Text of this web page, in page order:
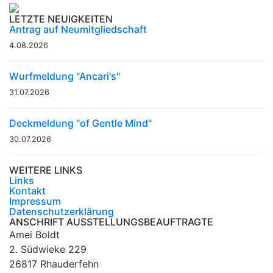
LETZTE NEUIGKEITEN
Antrag auf Neumitgliedschaft
4.08.2026
Wurfmeldung "Ancari's"
31.07.2026
Deckmeldung "of Gentle Mind"
30.07.2026
WEITERE LINKS
Links
Kontakt
Impressum
Datenschutzerklärung
ANSCHRIFT AUSSTELLUNGSBEAUFTRAGTE
Amei Boldt
2. Südwieke 229
26817 Rhauderfehn